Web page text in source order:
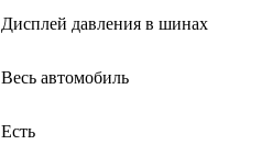
Дисплей давления в шинах
Весь автомобиль
Есть